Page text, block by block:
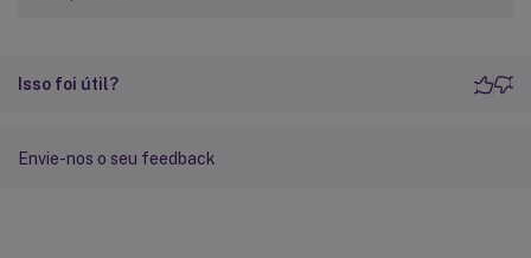
Isso foi útil?
Envie-nos o seu feedback